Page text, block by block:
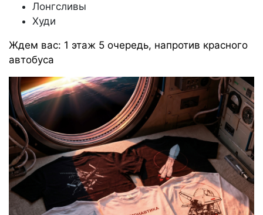
Лонгсливы
Худи
Ждем вас: 1 этаж 5 очередь, напротив красного
автобуса